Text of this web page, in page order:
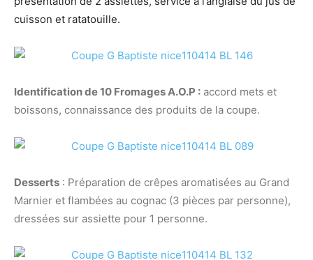
cuisson et ratatouille.
Identification de 10 Fromages A.O.P : accord mets et
boissons, connaissance des produits de la coupe.
Desserts : Préparation de crêpes aromatisées au Grand
Marnier et flambées au cognac (3 pièces par personne),
dressées sur assiette pour 1 personne.